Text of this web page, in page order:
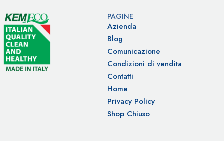
PAGINE
Azienda
Blog
Comunicazione
Condizioni di vendita
Contatti
Home
Privacy Policy
Shop Chiuso